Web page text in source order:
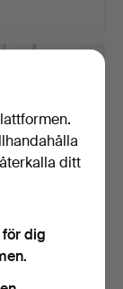
Ray-Ban,
ditt
dig